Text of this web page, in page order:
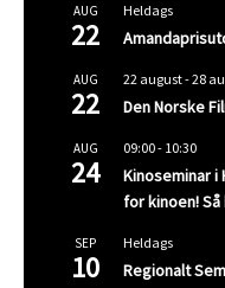
AUG
22
Heldags
AUG
22
22 august-28
Den Norske
AUG
24
09:00- 10:30
Kinoseminar i
for kinoen!
SEP
10
Heldags
Regionalt